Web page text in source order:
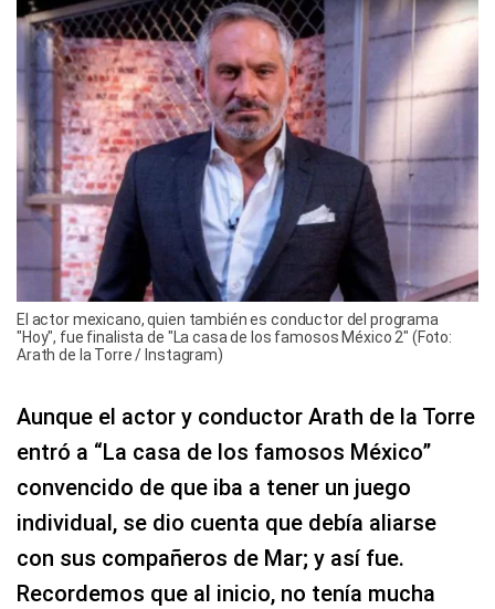
El actor mexicano, quien también es conductor del programa
"Hoy", fue finalista de "La casa de los famosos México 2" (Foto:
Arath de la Torre / Instagram)
Aunque el actor y conductor Arath de la Torre
entró a “La casa de los famosos México”
convencido de que iba a tener un juego
individual, se dio cuenta que debía aliarse
con sus compañeros de Mar; y así fue.
Recordemos que al inicio, no tenía mucha